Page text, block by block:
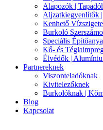
Alapozók |
Aljzatkiegyenlítők
Kenhető
Burkoló
Speciális
Kő- és
Élvédők |
Partnereknek
Viszonteladóknak
Kivitelezőknek
Burkolóknak |
Blog
Kapcsolat